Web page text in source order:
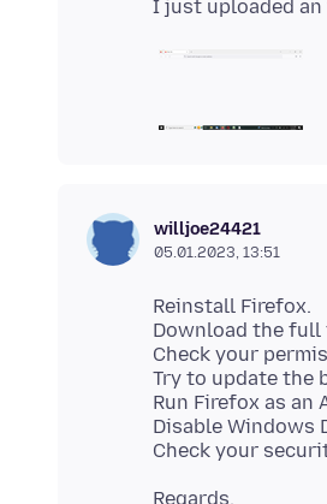
willjoe24421
05.01.2023, 13:51
Reinstall Firefox.
Download the full
Check your
Try to update the
Run Firefox as an
Disable Windows
Regards,